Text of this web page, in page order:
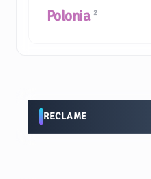
Polonia 2
RECLAME